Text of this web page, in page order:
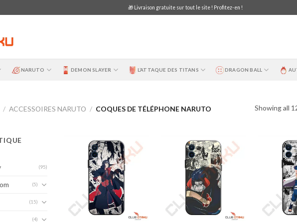
🎁 Livraison gratuite sur tout le site ! Profitez-en !
NARUTO DEMON SLAYER L’ATTAQUE DES TITANS DRAGON BALL
/ ACCESSOIRES NARUTO / COQUES DE TÉLÉPHONE NARUTO Showing all
(95)
(5)
(15)
(4)